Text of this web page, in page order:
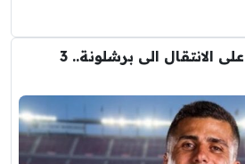
عاجل : رودري يوافق على الانتقال الى برشلونة.. 3